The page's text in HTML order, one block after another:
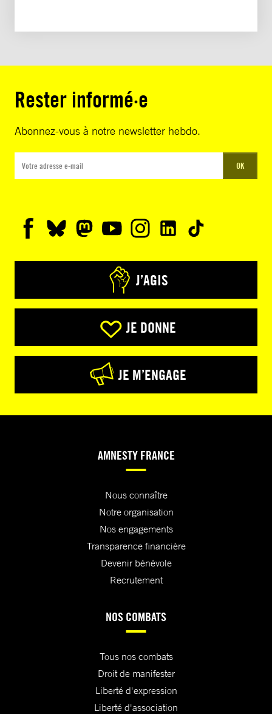
Rester informé·e
Abonnez-vous à notre newsletter hebdo.
OK
J’AGIS
JE DONNE
JE M’ENGAGE
AMNESTY FRANCE
Nous connaître
Notre organisation
Nos engagements
Transparence financière
Devenir bénévole
Recrutement
NOS COMBATS
Tous nos combats
Droit de manifester
Liberté d'expression
Liberté d'association